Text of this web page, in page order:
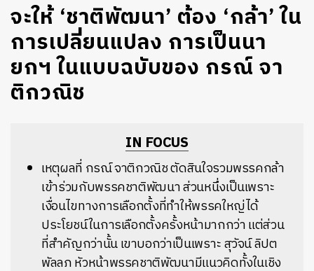
จะให้ ‘ชาติพัฒนา’ ต้อง ‘กล้า’ ใน
การเปลี่ยนแปลง การเป็นนา
ยกฯ ในแบบฉบับของ กรณ์ จา
ติกวณิช
IN FOCUS
เหตุผลที่ กรณ์ จาติกวณิช ตัดสินใจรวมพรรคกล้า
เข้าร่วมกับพรรคชาติพัฒนา ส่วนหนึ่งเป็นเพราะ
เงื่อนไขทางการเลือกตั้งที่ทำให้พรรคใหญ่ได้
ประโยชน์ในการเลือกตั้งครั้งหน้ามากกว่า แต่ส่วน
ที่สำคัญกว่านั้น เขาบอกว่าเป็นเพราะ สุวัจน์ ลิปต
พัลลภ หัวหน้าพรรคชาติพัฒนามีแนวคิดทั้งในเชิง